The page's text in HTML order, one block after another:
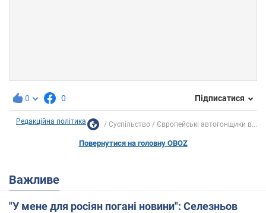
0 0 Підписатися
Редакційна політика Суспільство Європейські автогонщики в...
Повернутися на головну OBOZ
Важливе
"У мене для росіян погані новини": Селезньов